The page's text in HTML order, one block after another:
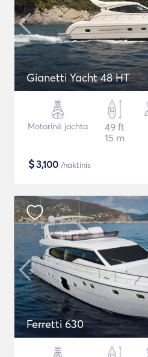
Gianetti Yacht 48 HT
Motorinė jachta
49 ft
15 m
$3,100 /naktinis
Ferretti 630